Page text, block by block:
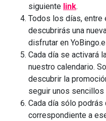
siguiente link.
Todos los días, entre
descubrirás una
disfrutar en
Cada día se activará
nuestro calendario.
descubrir la
seguir unos
Cada día sólo
correspondiente a